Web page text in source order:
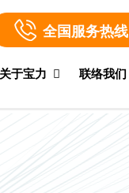
全国服务热
关于宝力 联络我们